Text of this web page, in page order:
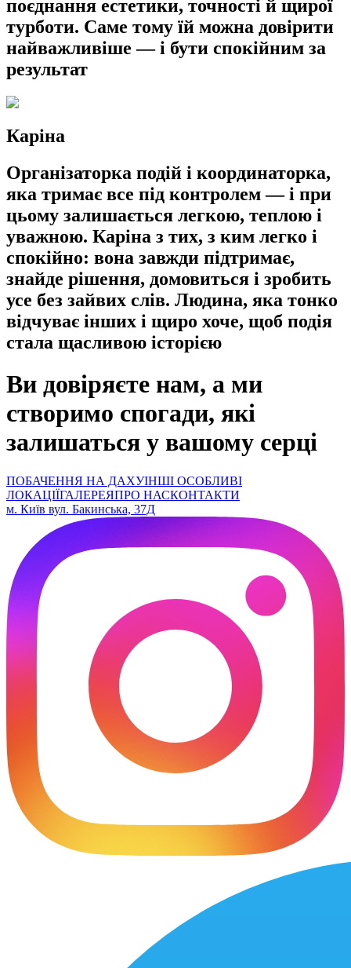
поєднання естетики, точності й щирої
турботи. Саме тому їй можна довірити
найважливіше — і бути спокійним за
результат
Каріна
Організаторка подій і координаторка,
яка тримає все під контролем — і при
цьому залишається легкою, теплою і
уважною. Каріна з тих, з ким легко і
спокійно: вона завжди підтримає,
знайде рішення, домовиться і зробить
усе без зайвих слів. Людина, яка тонко
відчуває інших і щиро хоче, щоб подія
стала щасливою історією
Ви довіряєте нам, а ми
створимо спогади, які
залишаться у вашому серці
ПОБАЧЕННЯ НА ДАХУІНШІ ОСОБЛИВІ
ЛОКАЦІЇГАЛЕРЕЯПРО НАСКОНТАКТИ
м. Київ вул. Бакинська, 37Д